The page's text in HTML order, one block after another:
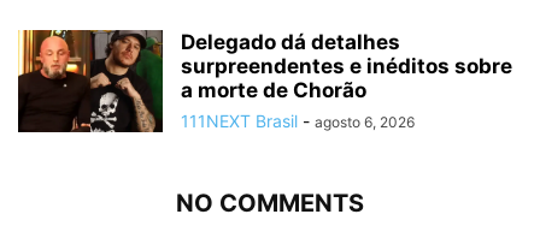
Delegado dá detalhes
surpreendentes e inéditos sobre
a morte de Chorão
111NEXT Brasil - agosto 6, 2026
NO COMMENTS